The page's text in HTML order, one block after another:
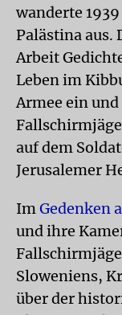
wanderte
Palästina aus.
Arbeit
Leben im
Armee ein
auf dem
Jerusalemer
ImGedenken
und ihre
Sloweniens,
über der